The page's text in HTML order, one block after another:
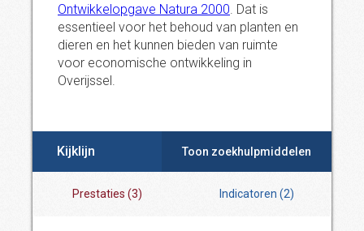
Ontwikkelopgave Natura 2000. Dat is
essentieel voor het behoud van planten en
dieren en het kunnen bieden van ruimte
voor economische ontwikkeling in
Overijssel.
Kijklijn Toon zoekhulpmiddelen
Prestaties (3) Indicatoren (2)